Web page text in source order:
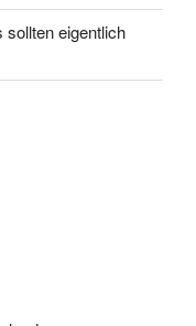
eigentlich